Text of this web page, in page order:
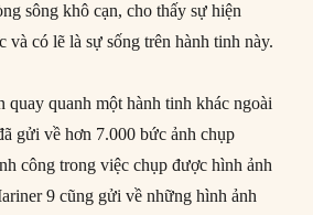
sông khô cạn, cho thấy sự hiện
và có lẽ là sự sống trên hành tinh này.
quay quanh một hành tinh khác ngoài
gửi về hơn 7.000 bức ảnh chụp
công trong việc chụp được hình ảnh
9 cũng gửi về những hình ảnh